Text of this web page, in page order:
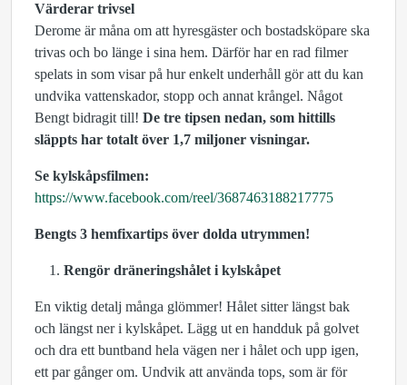
Värderar trivsel
Derome är måna om att hyresgäster och bostadsköpare ska
trivas och bo länge i sina hem. Därför har en rad filmer
spelats in som visar på hur enkelt underhåll gör att du kan
undvika vattenskador, stopp och annat krångel. Något
Bengt bidragit till! De tre tipsen nedan, som hittills
släppts har totalt över 1,7 miljoner visningar.
Se kylskåpsfilmen:
https://www.facebook.com/reel/3687463188217775
Bengts 3 hemfixartips över dolda utrymmen!
Rengör dräneringshålet i kylskåpet
En viktig detalj många glömmer! Hålet sitter längst bak
och längst ner i kylskåpet. Lägg ut en handduk på golvet
och dra ett buntband hela vägen ner i hålet och upp igen,
ett par gånger om. Undvik att använda tops, som är för